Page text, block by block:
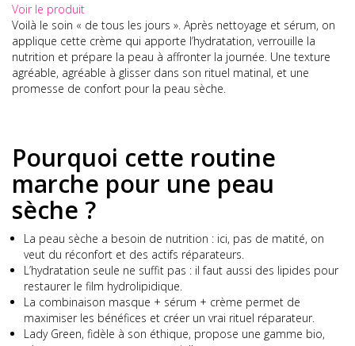
Voir le produit
Voilà le soin « de tous les jours ». Après nettoyage et sérum, on
applique cette crème qui apporte l’hydratation, verrouille la
nutrition et prépare la peau à affronter la journée. Une texture
agréable, agréable à glisser dans son rituel matinal, et une
promesse de confort pour la peau sèche.
Pourquoi cette routine
marche pour une peau
sèche ?
La peau sèche a besoin de nutrition : ici, pas de matité, on
veut du réconfort et des actifs réparateurs.
L’hydratation seule ne suffit pas : il faut aussi des lipides pour
restaurer le film hydrolipidique.
La combinaison masque + sérum + crème permet de
maximiser les bénéfices et créer un vrai rituel réparateur.
Lady Green, fidèle à son éthique, propose une gamme bio,